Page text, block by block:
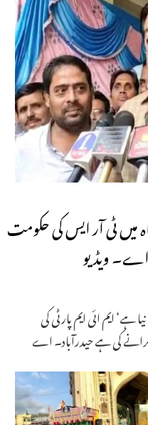
میں ٹی آر ایس کی حکومت
ویڈیو
ایم ائی ایم پارٹی کی
کی ہے حیدرآباد۔ اے